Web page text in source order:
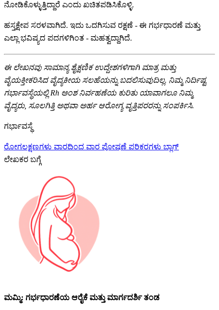
ನೋಡಿಕೊಳ್ಳುತ್ತಿದ್ದಾರೆ ಎಂದು ಖಚಿತಪಡಿಸಿಕೊಳ್ಳಿ.
ಹಸ್ತಕ್ಷೇಪ ಸರಳವಾಗಿದೆ. ಇದು ಒದಗಿಸುವ ರಕ್ಷಣೆ - ಈ ಗರ್ಭಧಾರಣೆ ಮತ್ತು
ಎಲ್ಲಾ ಭವಿಷ್ಯದ ಪದಗಳಿಗಿಂತ - ಮಹತ್ವದ್ದಾಗಿದೆ.
ಈ ಲೇಖನವು ಸಾಮಾನ್ಯ ಶೈಕ್ಷಣಿಕ ಉದ್ದೇಶಗಳಿಗಾಗಿ ಮಾತ್ರ ಮತ್ತು
ವೈಯಕ್ತೀಕರಿಸಿದ ವೈದ್ಯಕೀಯ ಸಲಹೆಯನ್ನು ಬದಲಿಸುವುದಿಲ್ಲ. ನಿಮ್ಮ ನಿರ್ದಿಷ್ಟ
ಗರ್ಭಾವಸ್ಥೆಯಲ್ಲಿ Rh ಅಂಶ ನಿರ್ವಹಣೆಯ ಕುರಿತು ಯಾವಾಗಲೂ ನಿಮ್ಮ
ವೈದ್ಯರು, ಸೂಲಗಿತ್ತಿ ಅಥವಾ ಅರ್ಹ ಆರೋಗ್ಯ ವೃತ್ತಿಪರರನ್ನು ಸಂಪರ್ಕಿಸಿ.
ಗರ್ಭಾವಸ್ಥೆ
ರೋಗಲಕ್ಷಣಗಳು ವಾರದಿಂದ ವಾರ ಪೋಷಣೆ ಪರಿಕರಗಳು ಬ್ಲಾಗ್
ಲೇಖಕರ ಬಗ್ಗೆ
ಮಮ್ಮಿ: ಗರ್ಭಧಾರಣೆಯ ಆರೈಕೆ ಮತ್ತು ಮಾರ್ಗದರ್ಶಿ ತಂಡ